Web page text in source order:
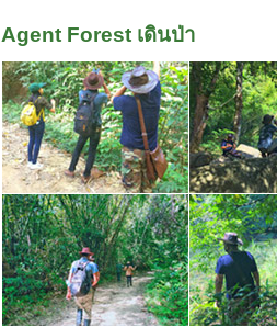
Agent Forest เดินป่า